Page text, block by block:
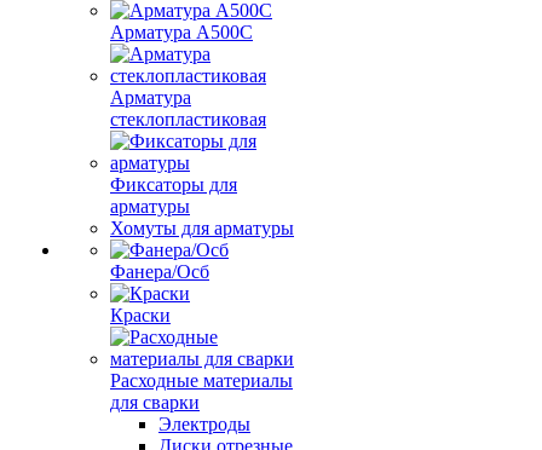
Арматура A500C
Арматура
стеклопластиковая
Фиксаторы для
арматуры
Хомуты для арматуры
Фанера/Осб
Краски
Расходные материалы
для сварки
Электроды
Диски отрезные